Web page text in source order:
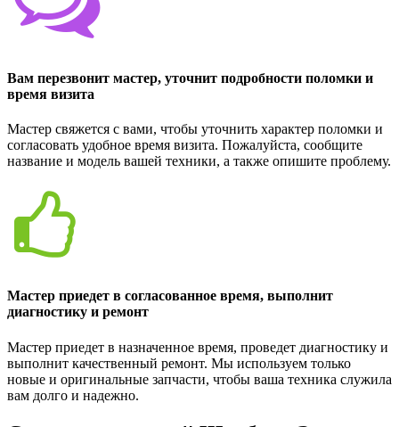
Вам перезвонит мастер, уточнит подробности поломки и
время визита
Мастер свяжется с вами, чтобы уточнить характер поломки и
согласовать удобное время визита. Пожалуйста, сообщите
название и модель вашей техники, а также опишите проблему.
Мастер приедет в согласованное время, выполнит
диагностику и ремонт
Мастер приедет в назначенное время, проведет диагностику и
выполнит качественный ремонт. Мы используем только
новые и оригинальные запчасти, чтобы ваша техника служила
вам долго и надежно.